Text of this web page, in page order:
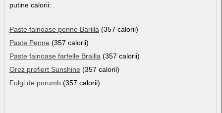
putine calorii:
Paste fainoase penne Barilla (357 calorii)
Paste Penne (357 calorii)
Paste fainoase farfelle Brailla (357 calorii)
Orez prefiert Sunshine (357 calorii)
Fulgi de porumb (357 calorii)